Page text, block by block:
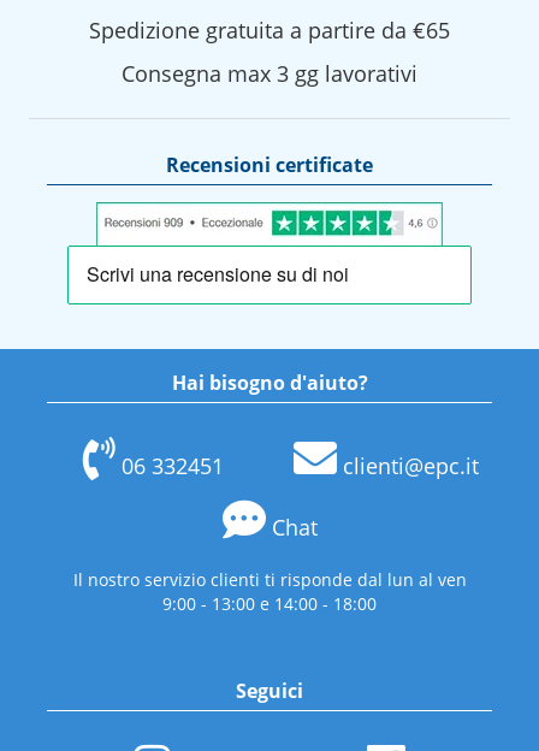
Spedizione gratuita a partire da €65
Consegna max 3 gg lavorativi
Recensioni certificate
Hai bisogno d'aiuto?
06 332451 clienti@epc.it
Chat
Il nostro servizio clienti ti risponde dal lun al ven
9:00 - 13:00 e 14:00 - 18:00
Seguici